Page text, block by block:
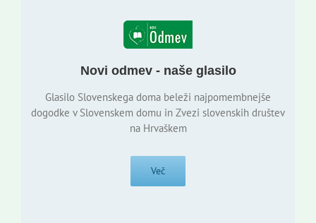
Novi odmev - naše glasilo
Glasilo Slovenskega doma beleži najpomembnejše
dogodke v Slovenskem domu in Zvezi slovenskih društev
na Hrvaškem
Več